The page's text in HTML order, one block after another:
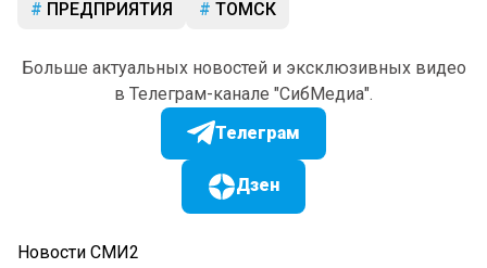
ПРЕДПРИЯТИЯ ТОМСК
Больше актуальных новостей и эксклюзивных видео
в Телеграм-канале "СибМедиа".
Телеграм
Дзен
Новости СМИ2